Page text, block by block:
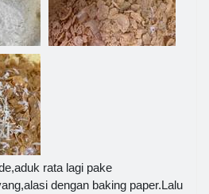
rata lagi pake
dengan baking paper.Lalu